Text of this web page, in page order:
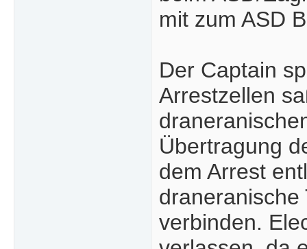
mit zum ASD
Der Captain
Arrestzellen
Übertragung
dem Arrest
draneranische
verbinden.